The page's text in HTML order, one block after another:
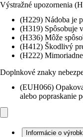
Výstražné upozornenia
(H229) Nádoba je
(H319) Spôsobuje
(H336) Môže
(H412) Škodlivý
(H222)
Doplnkové znaky
(EUH066)
alebo popraskanie
Informácie o